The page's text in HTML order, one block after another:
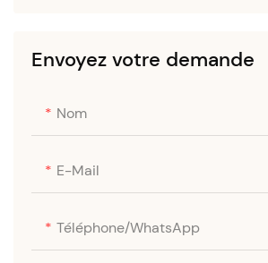
Maillots de bain menstruels
Shorty
Soutien-gorge rehausseur
Body gainant | Gaine
gaine amincissante
Envoyez votre demande
Nom
E-Mail
Téléphone/WhatsApp